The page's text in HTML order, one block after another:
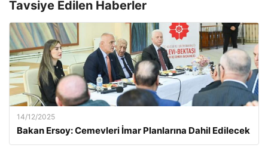
Tavsiye Edilen Haberler
14/12/2025
Bakan Ersoy: Cemevleri İmar Planlarına Dahil Edilecek